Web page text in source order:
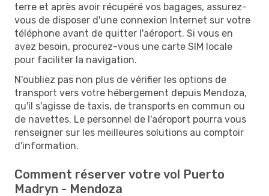
terre et après avoir récupéré vos bagages, assurez-
vous de disposer d'une connexion Internet sur votre
téléphone avant de quitter l'aéroport. Si vous en
avez besoin, procurez-vous une carte SIM locale
pour faciliter la navigation.
N'oubliez pas non plus de vérifier les options de
transport vers votre hébergement depuis Mendoza,
qu'il s'agisse de taxis, de transports en commun ou
de navettes. Le personnel de l'aéroport pourra vous
renseigner sur les meilleures solutions au comptoir
d'information.
Comment réserver votre vol Puerto
Madryn - Mendoza